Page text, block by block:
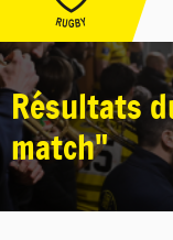
Résultats
match"